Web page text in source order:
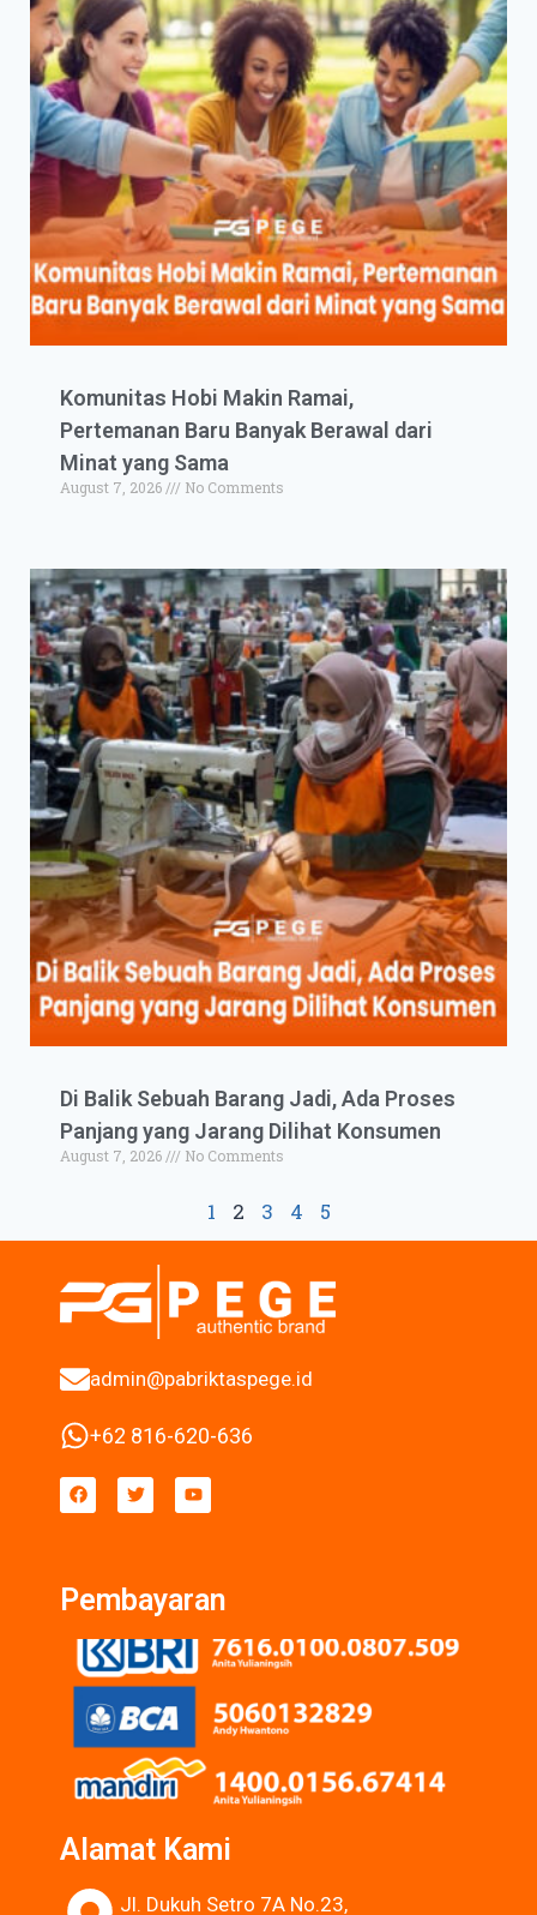
Komunitas Hobi Makin Ramai,
Pertemanan Baru Banyak Berawal dari
Minat yang Sama
August 7, 2026 No Comments
Di Balik Sebuah Barang Jadi, Ada Proses
Panjang yang Jarang Dilihat Konsumen
August 7, 2026 No Comments
1 2 3 4 5
admin@pabriktaspege.id
+62 816-620-636
Pembayaran
Alamat Kami
Jl. Dukuh Setro 7A No.23,